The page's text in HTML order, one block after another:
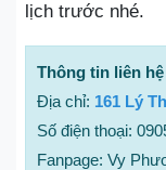
lịch trước nhé.
Thông tin liên hệ
Địa chỉ: 161 Lý
Số điện thoại:
Fanpage: Vy